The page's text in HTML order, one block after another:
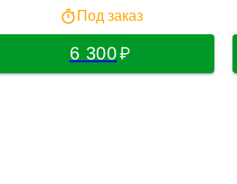
Под заказ
6 300